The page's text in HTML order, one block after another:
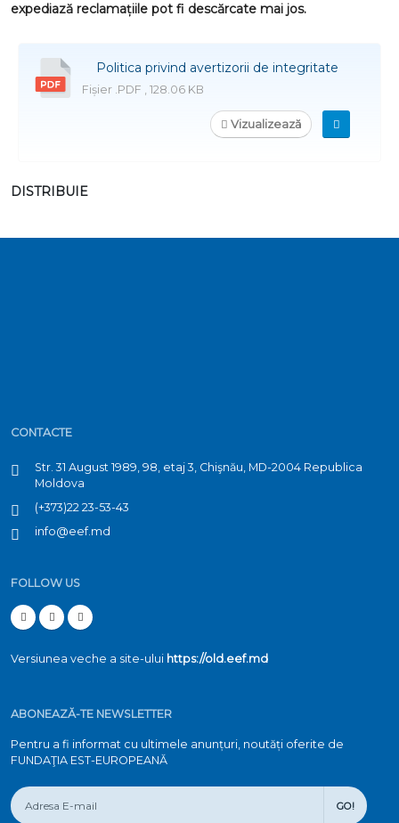
expediază reclamațiile pot fi descărcate mai jos.
Politica privind avertizorii de integritate
Fișier .PDF , 128.06 KB
Vizualizează
DISTRIBUIE
CONTACTE
Str. 31 August 1989, 98, etaj 3, Chişnău, MD-2004 Republica
Moldova
(+373)22 23-53-43
info@eef.md
FOLLOW US
Versiunea veche a site-ului https://old.eef.md
ABONEAZĂ-TE NEWSLETTER
Pentru a fi informat cu ultimele anunțuri, noutăți oferite de
FUNDAŢIA EST-EUROPEANĂ
GO!